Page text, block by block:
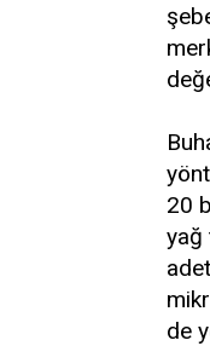
20
yağ
de